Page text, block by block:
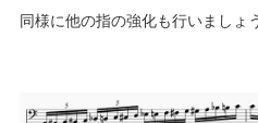
同様に他の指の強化も行いましょう